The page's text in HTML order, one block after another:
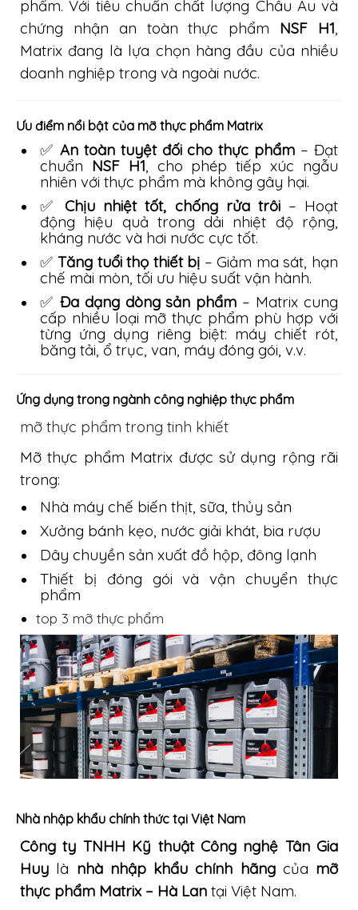
phẩm. Với tiêu chuẩn chất lượng Châu Âu và
chứng nhận an toàn thực phẩm NSF H1,
Matrix đang là lựa chọn hàng đầu của nhiều
doanh nghiệp trong và ngoài nước.
Ưu điểm nổi bật của mỡ thực phẩm Matrix
✅ An toàn tuyệt đối cho thực phẩm – Đạt
chuẩn NSF H1, cho phép tiếp xúc ngẫu
nhiên với thực phẩm mà không gây hại.
✅Chịu nhiệt tốt, chống rửa trôi– Hoạt
động hiệu quả trong dải nhiệt độ rộng,
kháng nước và hơi nước cực tốt.
✅Tăng tuổi thọ thiết bị – Giảm ma sát, hạn
chế mài mòn, tối ưu hiệu suất vận hành.
✅ Đa dạng dòng sản phẩm – Matrix cung
cấp nhiều loại mỡ thực phẩm phù hợp với
từng ứng dụng riêng biệt: máy chiết rót,
băng tải, ổ trục, van, máy đóng gói, v.v.
Ứng dụng trong ngành công nghiệp thực phẩm
mỡ thực phẩm trong tinh khiết
Mỡ thực phẩm Matrix được sử dụng rộng rãi
trong:
Nhà máy chế biến thịt, sữa, thủy sản
Xưởng bánh kẹo, nước giải khát, bia rượu
Dây chuyền sản xuất đồ hộp, đông lạnh
Thiết bị đóng gói và vận chuyển thực
phẩm
top 3 mỡ thực phẩm
Nhà nhập khẩu chính thức tại Việt Nam
Công ty TNHH Kỹ thuật Công nghệ Tân Gia
Huy là nhà nhập khẩu chính hãngcủa mỡ
thực phẩm Matrix – Hà Lan tại Việt Nam.